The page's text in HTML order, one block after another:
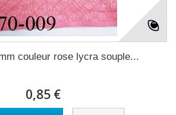
couleur rose lycra souple...
0,85 €